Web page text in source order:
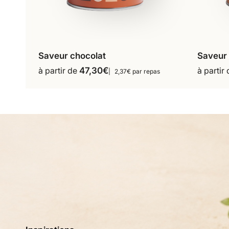
16 repas
36 repas
Ce
Saveur chocolat
à partir de 47,30€ 2,37€ par repas
à partir